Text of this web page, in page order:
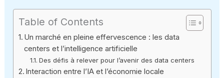
Table of Contents
Un marché en pleine effervescence : les data
centers et l’intelligence artificielle
Des défis à relever pour l’avenir des data centers
Interaction entre l’IA et l’économie locale